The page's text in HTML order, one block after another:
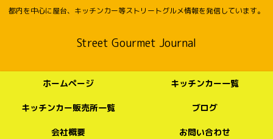
都内を中心に屋台、キッチンカー等ストリートグルメ情報を発信しています。
Street Gourmet Journal
ホームページ キッチンカー一覧
キッチンカー販売所一覧 ブログ
会社概要 お問い合わせ